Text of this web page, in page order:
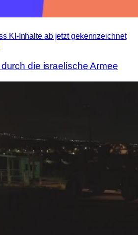
KI-Inhalte ab jetzt gekennzeichnet
die israelische Armee